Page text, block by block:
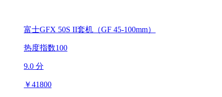
富士GFX 50S II套机（GF 45-100mm）
热度指数100
9.0 分
￥41800